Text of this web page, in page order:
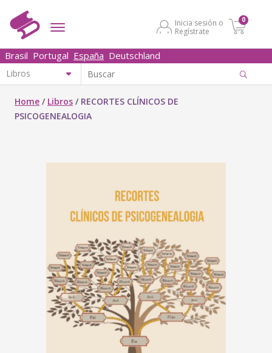
Inicia sesión o
Regístrate
0
Brasil Portugal España Deutschland
Home / Libros / RECORTES CLÍNICOS DE
PSICOGENEALOGIA